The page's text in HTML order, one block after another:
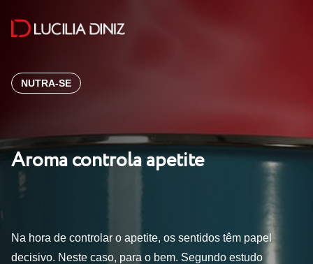
NUTRA-SE
Aroma controla apetite
Na hora de controlar o apetite, os sentidos têm papel
decisivo. Neste caso, para o bem. Segundo estudo